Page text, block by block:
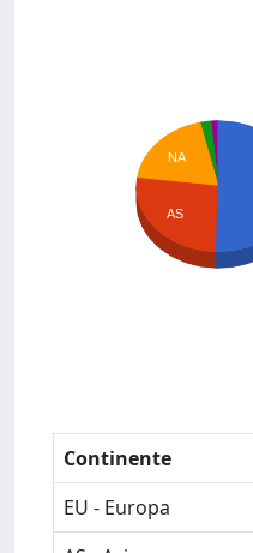
NA
AS
Continente
EU - Europa